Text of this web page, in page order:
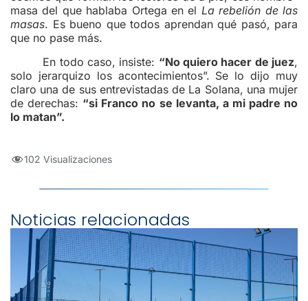
masa del que hablaba Ortega en el La rebelión de las
masas. Es bueno que todos aprendan qué pasó, para
que no pase más.
En todo caso, insiste: “No quiero hacer de juez,
solo jerarquizo los acontecimientos”. Se lo dijo muy
claro una de sus entrevistadas de La Solana, una mujer
de derechas: “si Franco no se levanta, a mi padre no
lo matan”.
102 Visualizaciones
Noticias relacionadas